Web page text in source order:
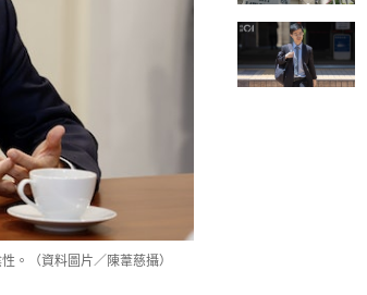
。（資料圖片／陳葦慈攝）